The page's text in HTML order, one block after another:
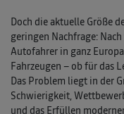
Doch die aktuelle Größe
geringen Nachfrage:
Autofahrer in ganz
Fahrzeugen – ob für das
Das Problem liegt in der
Schwierigkeit,
und das Erfüllen